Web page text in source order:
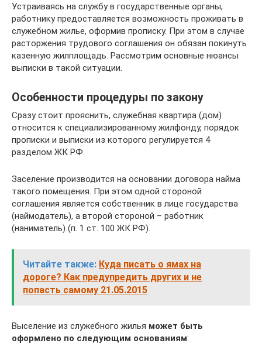
Устраиваясь на службу в государственные органы,
работнику предоставляется возможность проживать в
служебном жилье, оформив прописку. При этом в случае
расторжения трудового соглашения он обязан покинуть
казенную жилплощадь. Рассмотрим основные нюансы
выписки в такой ситуации.
Особенности процедуры по закону
Сразу стоит прояснить, служебная квартира (дом)
относится к специализированному жилфонду, порядок
прописки и выписки из которого регулируется 4
разделом ЖК РФ.
Заселение производится на основании договора найма
такого помещения. При этом одной стороной
соглашения является собственник в лице государства
(наймодатель), а второй стороной – работник
(наниматель) (п. 1 ст. 100 ЖК РФ).
Читайте также: Куда писать о ямах на
дороге? Как предупредить других и не
попасть самому 21.05.2015
Выселение из служебного жилья может быть
оформлено по следующим основаниям: